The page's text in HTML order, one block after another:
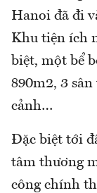
Hanoi đã đi
Khu tiện ích
biệt, một bể
890m2, 3
cảnh…
Đặc biệt tới
tâm thương
công chính